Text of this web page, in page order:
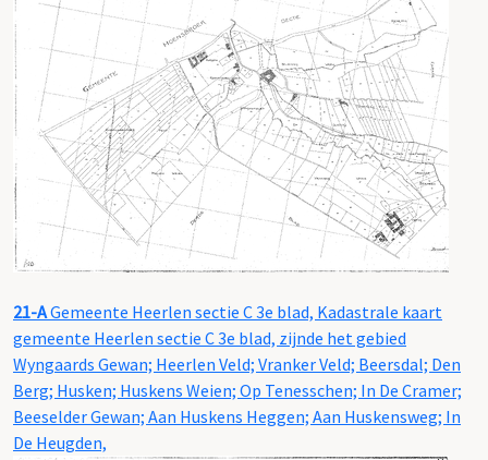
21-AGemeente Heerlen sectie C 3e blad, Kadastrale kaart
gemeente Heerlen sectie C 3e blad, zijnde het gebied
Wyngaards Gewan; Heerlen Veld; Vranker Veld; Beersdal; Den
Berg; Husken; Huskens Weien; Op Tenesschen; In De Cramer;
Beeselder Gewan; Aan Huskens Heggen; Aan Huskensweg; In
De Heugden,